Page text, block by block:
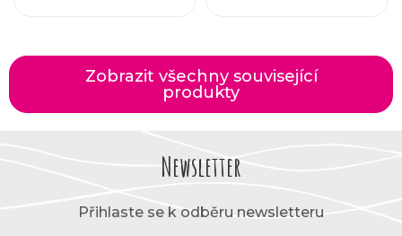
Zobrazit všechny související
produkty
Newsletter
Přihlaste se k odběru newsletteru